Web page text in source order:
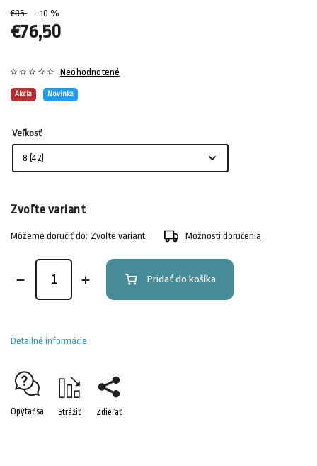
€85 –10 %
€76,50
Akcia Novinka
Neohodnotené
Veľkosť
Zvoľte variant
Môžeme doručiť do: Zvoľte variant Možnosti doručenia
Pridať do košíka
Detailné informácie
Opýtať sa Strážiť Zdieľať